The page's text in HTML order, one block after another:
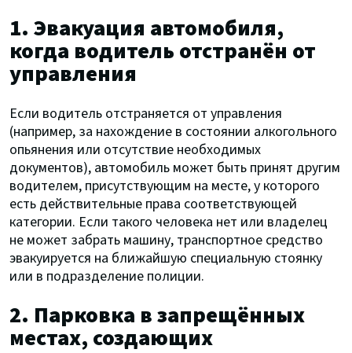
1. Эвакуация автомобиля,
когда водитель отстранён от
управления
Если водитель отстраняется от управления
(например, за нахождение в состоянии алкогольного
опьянения или отсутствие необходимых
документов), автомобиль может быть принят другим
водителем, присутствующим на месте, у которого
есть действительные права соответствующей
категории. Если такого человека нет или владелец
не может забрать машину, транспортное средство
эвакуируется на ближайшую специальную стоянку
или в подразделение полиции.
2. Парковка в запрещённых
местах, создающих